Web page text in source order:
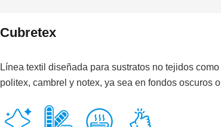
Cubretex
Línea textil diseñada para sustratos no tejidos
politex, cambrel y notex, ya sea en fondos oscuros